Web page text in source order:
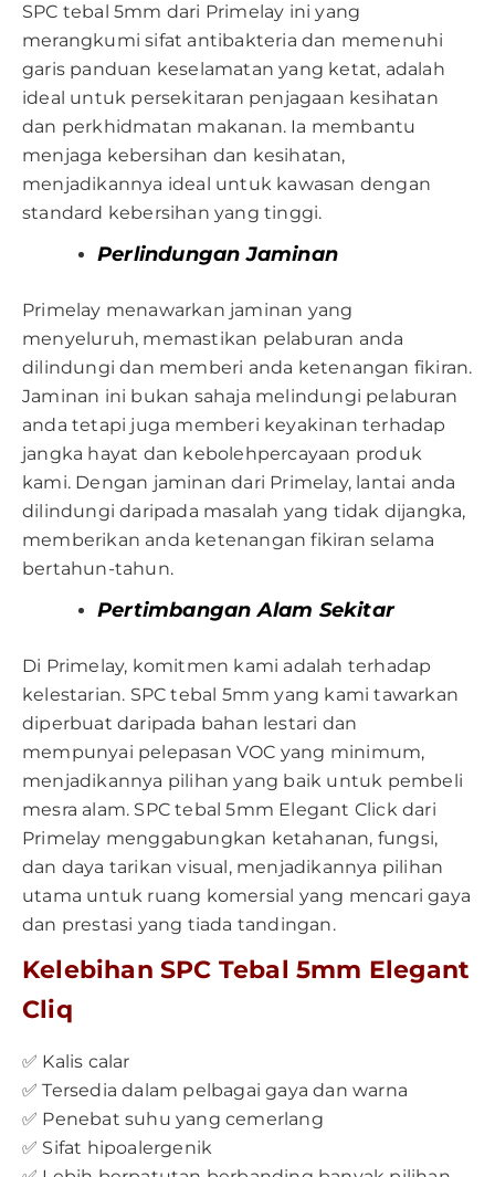
SPC tebal 5mm dari Primelay ini yang
merangkumi sifat antibakteria dan memenuhi
garis panduan keselamatan yang ketat, adalah
ideal untuk persekitaran penjagaan kesihatan
dan perkhidmatan makanan. Ia membantu
menjaga kebersihan dan kesihatan,
menjadikannya ideal untuk kawasan dengan
standard kebersihan yang tinggi.
Perlindungan Jaminan
Primelay menawarkan jaminan yang
menyeluruh, memastikan pelaburan anda
dilindungi dan memberi anda ketenangan fikiran.
Jaminan ini bukan sahaja melindungi pelaburan
anda tetapi juga memberi keyakinan terhadap
jangka hayat dan kebolehpercayaan produk
kami. Dengan jaminan dari Primelay, lantai anda
dilindungi daripada masalah yang tidak dijangka,
memberikan anda ketenangan fikiran selama
bertahun-tahun.
Pertimbangan Alam Sekitar
Di Primelay, komitmen kami adalah terhadap
kelestarian. SPC tebal 5mm yang kami tawarkan
diperbuat daripada bahan lestari dan
mempunyai pelepasan VOC yang minimum,
menjadikannya pilihan yang baik untuk pembeli
mesra alam. SPC tebal 5mm Elegant Click dari
Primelay menggabungkan ketahanan, fungsi,
dan daya tarikan visual, menjadikannya pilihan
utama untuk ruang komersial yang mencari gaya
dan prestasi yang tiada tandingan.
Kelebihan SPC Tebal 5mm Elegant
Cliq
✅ Kalis calar
✅ Tersedia dalam pelbagai gaya dan warna
✅ Penebat suhu yang cemerlang
✅ Sifat hipoalergenik